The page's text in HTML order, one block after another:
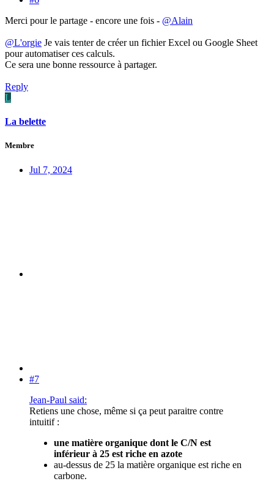
Merci pour le partage - encore une fois - @Alain
@L'orgie Je vais tenter de créer un fichier Excel ou Google Sheet
pour automatiser ces calculs.
Ce sera une bonne ressource à partager.
Reply
L
La belette
Membre
Jul 7, 2024
#7
Jean-Paul said:
Retiens une chose, même si ça peut paraitre contre
intuitif :
une matière organique dont le C/N est
inférieur à 25 est riche en azote
au-dessus de 25 la matière organique est riche en
carbone.